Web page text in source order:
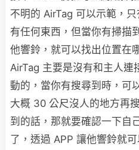
不明的 AirTag 可以示範，
有任何東西，但當你有掃描
他響鈴，就可以找出位置在
AirTag 主要是沒有和主人連
動的，當你有搜尋到時，可
大概 30 公尺沒人的地方再
到的話，那就要確認一下自
了，透過 APP 讓他響鈴就